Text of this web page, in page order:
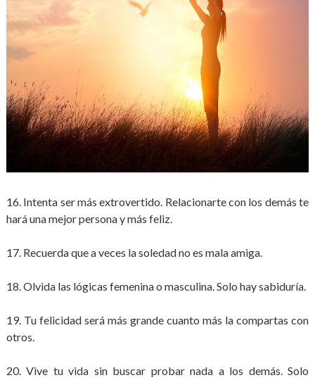
16. Intenta ser más extrovertido. Relacionarte con los demás te
hará una mejor persona y más feliz.
17. Recuerda que a veces la soledad no es mala amiga.
18. Olvida las lógicas femenina o masculina. Solo hay sabiduría.
19. Tu felicidad será más grande cuanto más la compartas con
otros.
20. Vive tu vida sin buscar probar nada a los demás. Solo